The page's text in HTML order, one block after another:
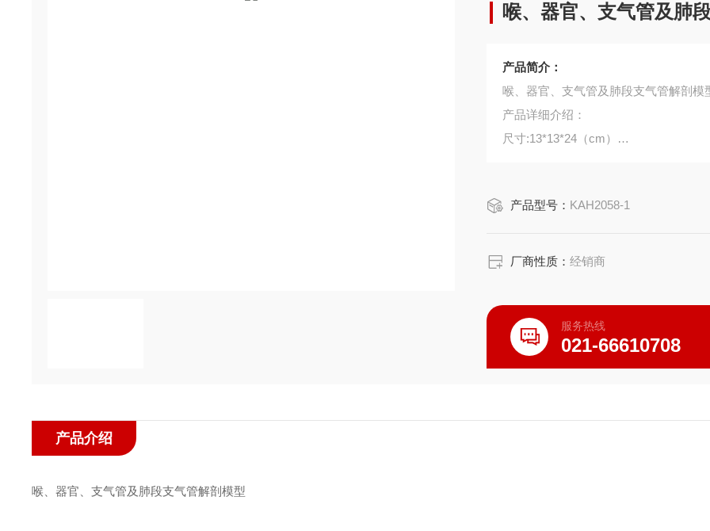
喉、器官、支气管及肺
产品简介：
喉、器官、支气管及肺段支气管解剖模
产品详细介绍：
尺寸:13*13*24（cm）
尺寸:13*13*24（cm）
产品型号： KAH2058-1
厂商性质：经销商
服务热线
021-66610708
产品介绍
喉、器官、支气管及肺段支气管解剖模型